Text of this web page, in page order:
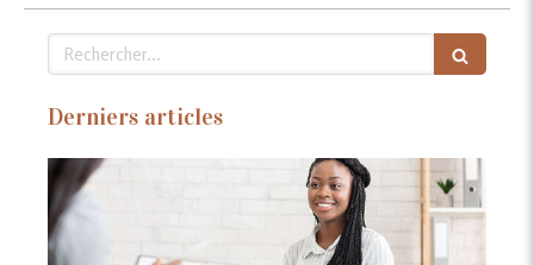
Rechercher
Derniers articles